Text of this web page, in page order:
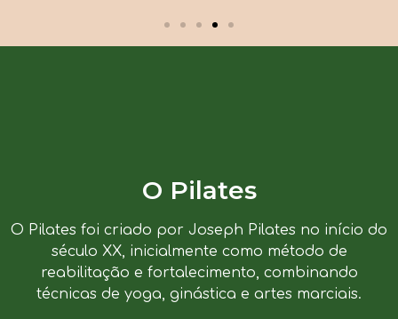
O Pilates
O Pilates foi criado por Joseph Pilates no início do
século XX, inicialmente como método de
reabilitação e fortalecimento, combinando
técnicas de yoga, ginástica e artes marciais.